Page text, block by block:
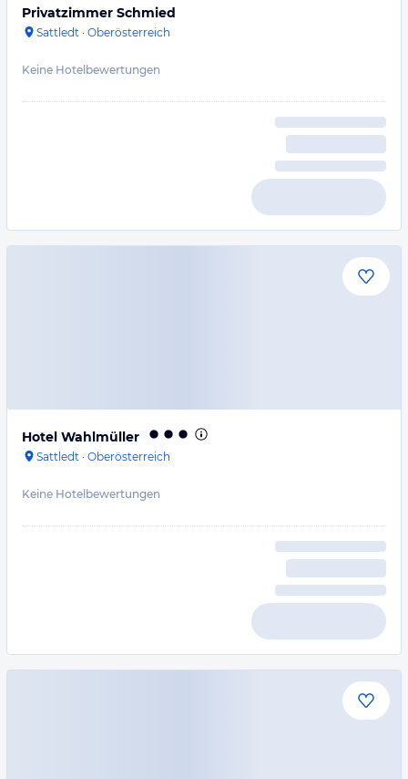
Privatzimmer Schmied
Sattledt · Oberösterreich
Keine Hotelbewertungen
Hotel Wahlmüller
Sattledt · Oberösterreich
Keine Hotelbewertungen